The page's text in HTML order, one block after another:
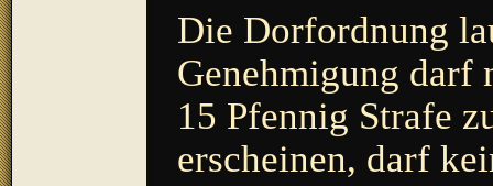
Die Dorfordnung
Genehmigung darf
15 Pfennig Strafe
erscheinen, darf